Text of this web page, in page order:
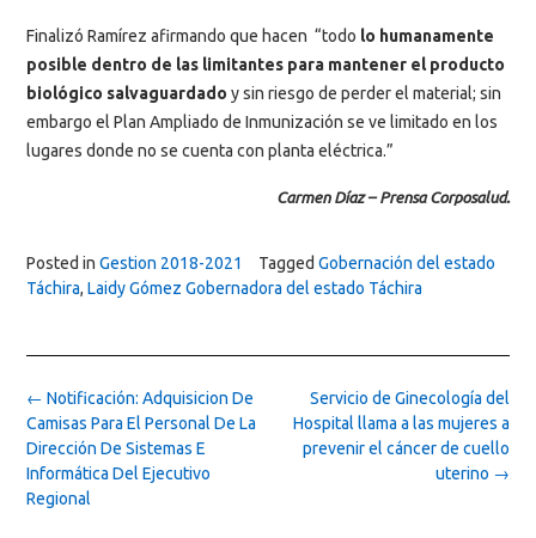
Finalizó Ramírez afirmando que hacen “todo lo humanamente
posible dentro de las limitantes para mantener el producto
biológico salvaguardado y sin riesgo de perder el material; sin
embargo el Plan Ampliado de Inmunización se ve limitado en los
lugares donde no se cuenta con planta eléctrica.”
Carmen Díaz – Prensa Corposalud.
Posted in Gestion 2018-2021 Tagged Gobernación del estado
Táchira, Laidy Gómez Gobernadora del estado Táchira
Post
navigation
Servicio de Ginecología del
Hospital llama a las mujeres a
prevenir el cáncer de cuello
uterino →
← Notificación: Adquisicion De
Camisas Para El Personal De La
Dirección De Sistemas E
Informática Del Ejecutivo
Regional